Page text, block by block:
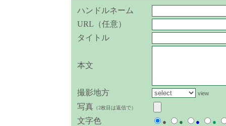
ハンドルネーム
URL（任意）
タイトル
本文
撮影地方 view
写真（2枚目は返信で）
文字色 ● ● ● ●